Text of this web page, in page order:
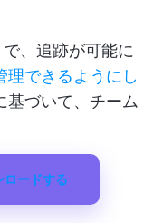
、追跡が可能に
理できるようにし
基づいて、チーム
ロードする